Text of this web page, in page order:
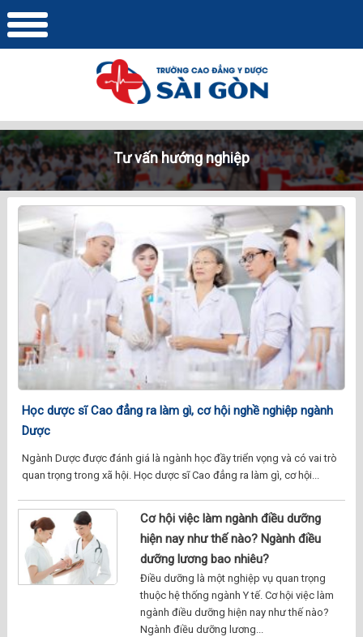
Tư vấn hướng nghiệp
Học dược sĩ Cao đẳng ra làm gì, cơ hội nghề nghiệp ngành
Dược
Ngành Dược được đánh giá là ngành học đầy triển vọng và có vai trò
quan trọng trong xã hội. Học dược sĩ Cao đẳng ra làm gì, cơ hội...
Cơ hội việc làm ngành điều dưỡng
hiện nay như thế nào? Ngành điều
dưỡng lương bao nhiêu?
Điều dưỡng là một nghiệp vụ quan trọng
thuộc hệ thống ngành Y tế. Cơ hội việc làm
ngành điều dưỡng hiện nay như thế nào?
Ngành điều dưỡng lương...